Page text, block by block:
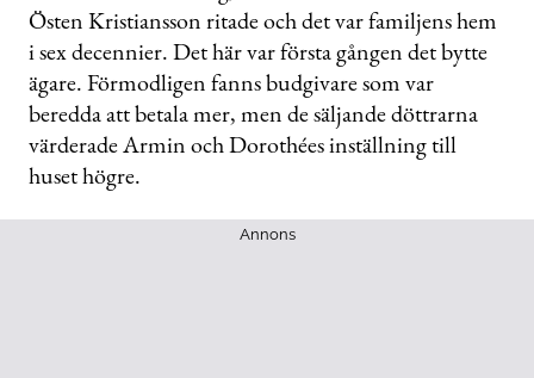
Östen Kristiansson ritade och det var familjens hem
i sex decennier. Det här var första gången det bytte
ägare. Förmodligen fanns budgivare som var
beredda att betala mer, men de säljande döttrarna
värderade Armin och Dorothées inställning till
huset högre.
Annons